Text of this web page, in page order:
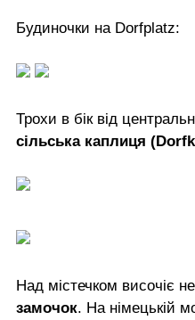
Будиночки на Dorfplatz:
Трохи в бік від
сільська каплиця
Над містечком височіє
замочок. На німецькій